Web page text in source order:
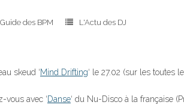
des BPM L'Actu des DJ
skeud ‘Mind Drifting‘ le 27.02 (sur les toutes
vous avec ‘Danse‘ du Nu-Disco à la française